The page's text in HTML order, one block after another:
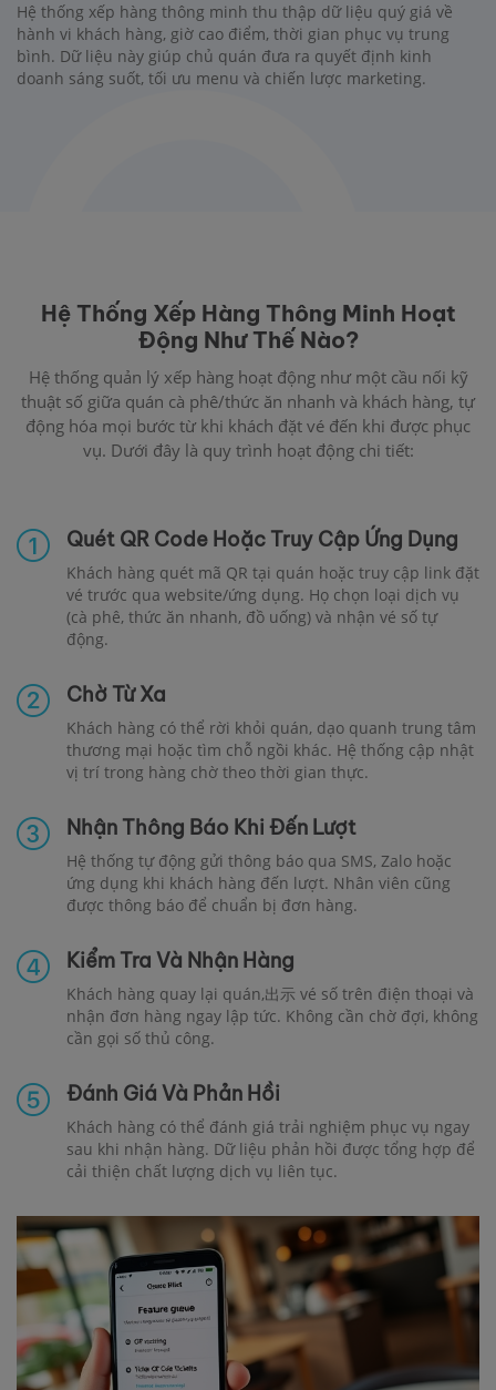
Hệ thống xếp hàng thông minh thu thập dữ liệu quý giá về
hành vi khách hàng, giờ cao điểm, thời gian phục vụ trung
bình. Dữ liệu này giúp chủ quán đưa ra quyết định kinh
doanh sáng suốt, tối ưu menu và chiến lược marketing.
Hệ Thống Xếp Hàng Thông Minh Hoạt
Động Như Thế Nào?
Hệ thống quản lý xếp hàng hoạt động như một cầu nối kỹ
thuật số giữa quán cà phê/thức ăn nhanh và khách hàng, tự
động hóa mọi bước từ khi khách đặt vé đến khi được phục
vụ. Dưới đây là quy trình hoạt động chi tiết:
Quét QR Code Hoặc Truy Cập Ứng Dụng
Khách hàng quét mã QR tại quán hoặc truy cập link đặt
vé trước qua website/ứng dụng. Họ chọn loại dịch vụ
(cà phê, thức ăn nhanh, đồ uống) và nhận vé số tự
động.
Chờ Từ Xa
Khách hàng có thể rời khỏi quán, dạo quanh trung tâm
thương mại hoặc tìm chỗ ngồi khác. Hệ thống cập nhật
vị trí trong hàng chờ theo thời gian thực.
Nhận Thông Báo Khi Đến Lượt
Hệ thống tự động gửi thông báo qua SMS, Zalo hoặc
ứng dụng khi khách hàng đến lượt. Nhân viên cũng
được thông báo để chuẩn bị đơn hàng.
Kiểm Tra Và Nhận Hàng
Khách hàng quay lại quán,出示 vé số trên điện thoại và
nhận đơn hàng ngay lập tức. Không cần chờ đợi, không
cần gọi số thủ công.
Đánh Giá Và Phản Hồi
Khách hàng có thể đánh giá trải nghiệm phục vụ ngay
sau khi nhận hàng. Dữ liệu phản hồi được tổng hợp để
cải thiện chất lượng dịch vụ liên tục.